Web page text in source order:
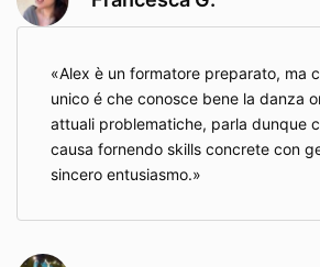
Alex è un formatore preparato, ma
unico é che conosce bene la danza
attuali problematiche, parla dunque
causa fornendo skills concrete con
sincero entusiasmo.